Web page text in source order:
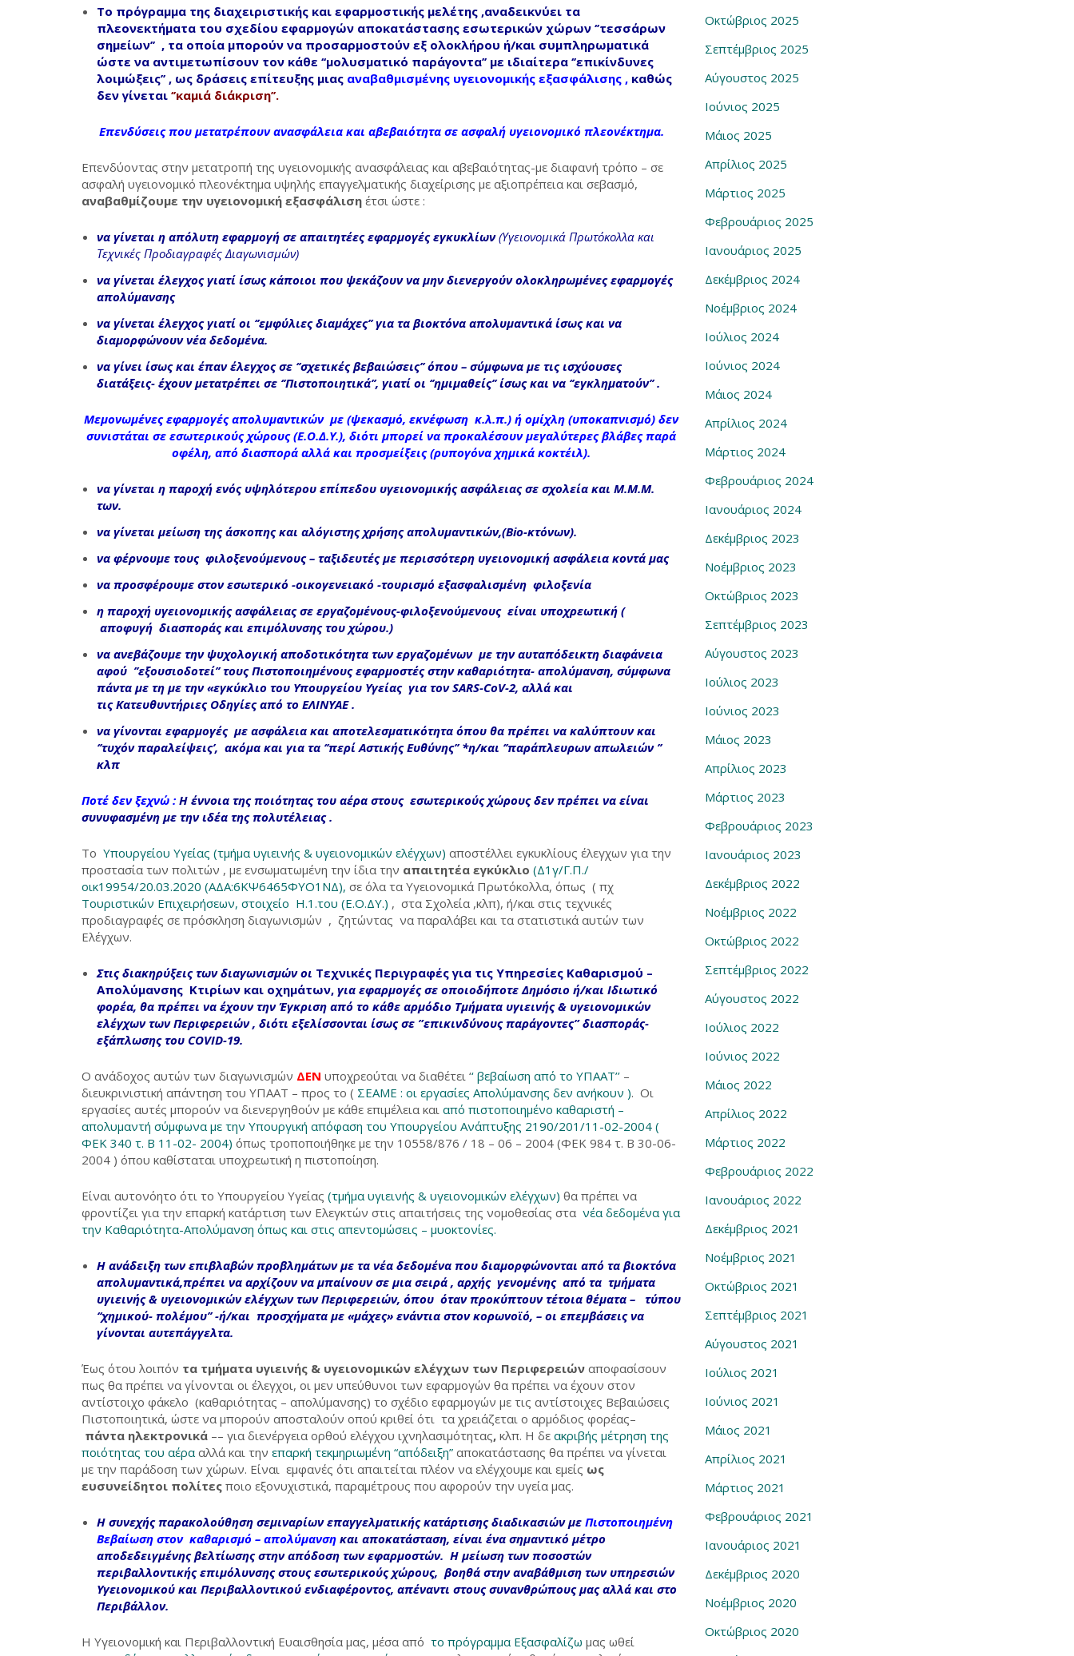
Το πρόγραμμα της διαχειριστικής και εφαρμοστικής μελέτης ,αναδεικνύει τα
πλεονεκτήματα του σχεδίου εφαρμογών αποκατάστασης εσωτερικών χώρων ‘’τεσσάρων
σημείων’’ , τα οποία μπορούν να προσαρμοστούν εξ ολοκλήρου ή/και συμπληρωματικά
ώστε να αντιμετωπίσουν τον κάθε ‘‘μολυσματικό παράγοντα’’ με ιδιαίτερα ‘’επικίνδυνες
λοιμώξεις’’ , ως δράσεις επίτευξης μιας αναβαθμισμένης υγειονομικής εξασφάλισης , καθώς
δεν γίνεται ‘’καμιά διάκριση’’.
Επενδύσεις που μετατρέπουν ανασφάλεια και αβεβαιότητα σε ασφαλή υγειονομικό πλεονέκτημα.
Επενδύοντας στην μετατροπή της υγειονομικής ανασφάλειας και αβεβαιότητας-με διαφανή τρόπο – σε
ασφαλή υγειονομικό πλεονέκτημα υψηλής επαγγελματικής διαχείρισης με αξιοπρέπεια και σεβασμό,
αναβαθμίζουμε την υγειονομική εξασφάλιση έτσι ώστε :
να γίνεται η απόλυτη εφαρμογή σε απαιτητέες εφαρμογές εγκυκλίων(Υγειονομικά Πρωτόκολλα και
Τεχνικές Προδιαγραφές Διαγωνισμών)
να γίνεται έλεγχος γιατί ίσως κάποιοι που ψεκάζουν να μην διενεργούν ολοκληρωμένες εφαρμογές
απολύμανσης
να γίνεται έλεγχος γιατί οι ‘’εμφύλιες διαμάχες’’ για τα βιοκτόνα απολυμαντικά ίσως και να
διαμορφώνουν νέα δεδομένα.
να γίνει ίσως και έπαν έλεγχος σε ‘’σχετικές βεβαιώσεις’’ όπου – σύμφωνα με τις ισχύουσες
διατάξεις- έχουν μετατρέπει σε ‘’Πιστοποιητικά’’, γιατί οι ‘’ημιμαθείς’’ ίσως και να ‘’εγκληματούν’’ .
Μεμονωμένες εφαρμογές απολυμαντικών με (ψεκασμό, εκνέφωση κ.λ.π.) ή ομίχλη (υποκαπνισμό) δεν
συνιστάται σε εσωτερικούς χώρους (Ε.Ο.Δ.Υ.), διότι μπορεί να προκαλέσουν μεγαλύτερες βλάβες παρά
οφέλη, από διασπορά αλλά και προσμείξεις (ρυπογόνα χημικά κοκτέιλ).
να γίνεται η παροχή ενός υψηλότερου επίπεδου υγειονομικής ασφάλειας σε σχολεία και Μ.Μ.Μ.
των.
να γίνεται μείωση της άσκοπης και αλόγιστης χρήσης απολυμαντικών,(Bio-κτόνων).
να φέρνουμε τους φιλοξενούμενους – ταξιδευτές με περισσότερη υγειονομική ασφάλεια κοντά μας
να προσφέρουμε στον εσωτερικό -οικογενειακό -τουρισμό εξασφαλισμένη φιλοξενία
η παροχή υγειονομικής ασφάλειας σε εργαζομένους-φιλοξενούμενους είναι υποχρεωτική (
αποφυγή διασποράςκαι επιμόλυνσης του χώρου.)
να ανεβάζουμε την ψυχολογική αποδοτικότητα των εργαζομένωνμε την αυταπόδεικτη διαφάνεια
αφού ’’εξουσιοδοτεί’’ τους Πιστοποιημένους εφαρμοστές στην καθαριότητα- απολύμανση, σύμφωνα
πάντα με τη με την «εγκύκλιο του Υπουργείου Υγείας για τον SARS-CoV-2, αλλά και
τιςΚατευθυντήριες Οδηγίες από το ΕΛΙΝΥΑΕ.
να γίνονται εφαρμογές με ασφάλεια και αποτελεσματικότητα όπου θα πρέπει να καλύπτουν και
‘’τυχόν παραλείψεις’, ακόμα και για τα ‘’περί Αστικής Ευθύνης’’ *η/και ‘’παράπλευρων απωλειών ’’
κλπ
Ποτέ δεν ξεχνώ : Η έννοια της ποιότητας του αέρα στους εσωτερικούς χώρουςδεν πρέπει να είναι
συνυφασμένη με την ιδέα της πολυτέλειας.
Το Υπουργείου Υγείας (τμήμα υγιεινής & υγειονομικών ελέγχων) αποστέλλει εγκυκλίους έλεγχων για την
προστασία των πολιτών , με ενσωματωμένη την ίδια την απαιτητέα εγκύκλιο (Δ1γ/Γ.Π./
οικ19954/20.03.2020 (ΑΔΑ:6ΚΨ6465ΦΥΟ1ΝΔ), σε όλα τα Υγειονομικά Πρωτόκολλα, όπως ( πχ
Τουριστικών Επιχειρήσεων, στοιχείο Η.1.του (Ε.Ο.ΔΥ.) , στα Σχολεία ,κλπ), ή/και στις τεχνικές
προδιαγραφές σε πρόσκληση διαγωνισμών , ζητώντας να παραλάβει και τα στατιστικά αυτών των
Ελέγχων.
Στις διακηρύξεις των διαγωνισμών οι Τεχνικές Περιγραφές για τις Υπηρεσίες Καθαρισμού –
Απολύμανσης Κτιρίων και οχημάτων, για εφαρμογές σε οποιοδήποτε Δημόσιο ή/και Ιδιωτικό
φορέα, θα πρέπει να έχουν την Έγκριση από το κάθε αρμόδιο Τμήματα υγιεινής & υγειονομικών
ελέγχων των Περιφερειών , διότι εξελίσσονται ίσωςσε ”επικινδύνους παράγοντες” διασποράς-
εξάπλωσης του COVID-19.
Ο ανάδοχος αυτών των διαγωνισμών ΔΕΝ υποχρεούται να διαθέτει ‘‘ βεβαίωση από το ΥΠΑΑΤ’’ –
διευκρινιστική απάντηση του ΥΠΑΑΤ – προς το ( ΣΕΑΜΕ : οι εργασίες Απολύμανσης δεν ανήκουν ). Οι
εργασίες αυτές μπορούν να διενεργηθούν με κάθε επιμέλεια και από πιστοποιημένο καθαριστή –
απολυμαντή σύμφωνα με την Υπουργική απόφαση του Υπουργείου Ανάπτυξης 2190/201/11-02-2004 (
ΦΕΚ 340 τ. Β 11-02- 2004) όπως τροποποιήθηκε με την 10558/876 / 18 – 06 – 2004 (ΦΕΚ 984 τ. Β 30-06-
2004 ) όπου καθίσταται υποχρεωτική η πιστοποίηση.
Είναι αυτονόητο ότι το Υπουργείου Υγείας (τμήμα υγιεινής & υγειονομικών ελέγχων) θα πρέπει να
φροντίζει για την επαρκή κατάρτιση των Ελεγκτών στις απαιτήσεις της νομοθεσίας στα νέα δεδομένα για
την Καθαριότητα-Απολύμανση όπως και στις απεντομώσεις – μυοκτονίες.
Η ανάδειξη των επιβλαβών προβλημάτωνμε τα νέα δεδομένα που διαμορφώνονται από τα βιοκτόνα
απολυμαντικά,πρέπει να αρχίζουν να μπαίνουν σε μια σειρά , αρχής γενομένης από τα τμήματα
υγιεινής & υγειονομικών ελέγχων των Περιφερειών, όπου όταν προκύπτουν τέτοια θέματα – τύπου
‘‘χημικού- πολέμου’’-ή/και προσχήματα με «μάχες» ενάντια στον κορωνοϊό, – οι επεμβάσεις να
γίνονται αυτεπάγγελτα.
Έως ότου λοιπόν τα τμήματα υγιεινής & υγειονομικών ελέγχων των Περιφερειών αποφασίσουν
πως θα πρέπει να γίνονται οι έλεγχοι, οι μεν υπεύθυνοι των εφαρμογών θα πρέπει να έχουν στον
αντίστοιχο φάκελο (καθαριότητας – απολύμανσης) το σχέδιο εφαρμογών με τις αντίστοιχες Βεβαιώσεις
Πιστοποιητικά, ώστε να μπορούν αποσταλούν οπού κριθεί ότι τα χρειάζεται ο αρμόδιος φορέας–
πάντα ηλεκτρονικά –– για διενέργεια ορθού ελέγχου ιχνηλασιμότητας, κλπ. Η δε ακριβής μέτρηση της
ποιότητας του αέρα αλλά και την επαρκή τεκμηριωμένη “απόδειξη” αποκατάστασης θα πρέπει να γίνεται
με την παράδοση των χώρων. Είναι εμφανές ότι απαιτείται πλέον να ελέγχουμε και εμείς ως
ευσυνείδητοι πολίτες ποιο εξονυχιστικά, παραμέτρους που αφορούν την υγεία μας.
Η συνεχής παρακολούθηση σεμιναρίων επαγγελματικής κατάρτισης διαδικασιών με Πιστοποιημένη
Βεβαίωση στον καθαρισμό – απολύμανση και αποκατάσταση, είναι ένα σημαντικό μέτρο
αποδεδειγμένης βελτίωσης στην απόδοση των εφαρμοστών. Η μείωση των ποσοστών
περιβαλλοντικής επιμόλυνσης στους εσωτερικούς χώρους, βοηθά στην αναβάθμιση των υπηρεσιών
Υγειονομικού και Περιβαλλοντικού ενδιαφέροντος, απέναντι στους συνανθρώπους μας αλλά και στο
Περιβάλλον.
Η Υγειονομική και Περιβαλλοντική Ευαισθησία μας, μέσα από το πρόγραμμα Εξασφαλίζω μας ωθεί
Οκτώβριος 2025
Σεπτέμβριος 2025
Αύγουστος 2025
Ιούνιος 2025
Μάιος 2025
Απρίλιος 2025
Μάρτιος 2025
Φεβρουάριος 2025
Ιανουάριος 2025
Δεκέμβριος 2024
Νοέμβριος 2024
Ιούλιος 2024
Ιούνιος 2024
Μάιος 2024
Απρίλιος 2024
Μάρτιος 2024
Φεβρουάριος 2024
Ιανουάριος 2024
Δεκέμβριος 2023
Νοέμβριος 2023
Οκτώβριος 2023
Σεπτέμβριος 2023
Αύγουστος 2023
Ιούλιος 2023
Ιούνιος 2023
Μάιος 2023
Απρίλιος 2023
Μάρτιος 2023
Φεβρουάριος 2023
Ιανουάριος 2023
Δεκέμβριος 2022
Νοέμβριος 2022
Οκτώβριος 2022
Σεπτέμβριος 2022
Αύγουστος 2022
Ιούλιος 2022
Ιούνιος 2022
Μάιος 2022
Απρίλιος 2022
Μάρτιος 2022
Φεβρουάριος 2022
Ιανουάριος 2022
Δεκέμβριος 2021
Νοέμβριος 2021
Οκτώβριος 2021
Σεπτέμβριος 2021
Αύγουστος 2021
Ιούλιος 2021
Ιούνιος 2021
Μάιος 2021
Απρίλιος 2021
Μάρτιος 2021
Φεβρουάριος 2021
Ιανουάριος 2021
Δεκέμβριος 2020
Νοέμβριος 2020
Οκτώβριος 2020